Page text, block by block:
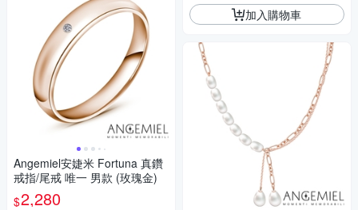
Angemiel安婕米 Fortuna 真鑽
戒指/尾戒 唯一 男款 (玫瑰金)
$2,280
加入購物車